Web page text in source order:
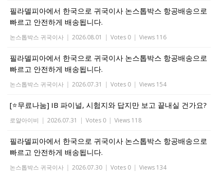
필라델피아에서 한국으로 귀국이사 논스톱박스 항공배송으로
빠르고 안전하게 배송됩니다.
논스톱박스 귀국이사 | 2026.08.01 | Votes 0 | Views 116
필라델피아에서 한국으로 귀국이사 논스톱박스 항공배송으로
빠르고 안전하게 배송됩니다.
논스톱박스 귀국이사 | 2026.07.31 | Votes 0 | Views 154
[⭐무료나눔] IB 파이널, 시험지와 답지만 보고 끝내실 건가요?
로얄아이비 | 2026.07.31 | Votes 0 | Views 118
필라델피아에서 한국으로 귀국이사 논스톱박스 항공배송으로
빠르고 안전하게 배송됩니다.
논스톱박스 귀국이사 | 2026.07.30 | Votes 0 | Views 134